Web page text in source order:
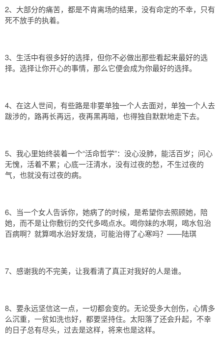
2、大部分的痛苦，都是不肯离场的结果，没有命定的不幸，只有
死不放手的执着。
3、生活中有很多好的选择，但你不必做出那些看起来最好的选
择。选择让你开心的事情，那么它便会成为你最好的选择。
4、在这人世间，有些路是非要单独一个人去面对，单独一个人去
跋涉的，路再长再远，夜再黑再暗，也得独自默默地走下去。
5、我心里始终装着一个“活命哲学”：没心没肺，能活百岁；问心
无愧，活着不累；心底一汪清水，没有过夜的愁，不生过夜的
气，也就没有过夜的病。
6、当一个女人告诉你，她病了的时候，是希望你去照顾她，陪
她，而不是让你敷衍的交代多喝点水。喝你妹的水啊，喝水包治
百病啊？就算喝水治好发烧，可能治得了心寒吗？——陆琪
7、感谢我的不完美，让我看清了真正对我好的人是谁。
8、要永远坚信这一点，一切都会变的。无论受多大创伤，心情多
么沉重，一贫如洗也好，都要坚持住。太阳落了还会升起，不幸
的日子总有尽头，过去是这样，将来也是这样。